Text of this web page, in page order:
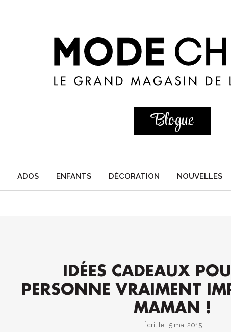
Blogue
ADOS ENFANTS DÉCORATION NOUVELLES
IDÉES CADEAUX
PERSONNE VRAIMENT
MAMAN !
Écrit le : 5 mai 2015